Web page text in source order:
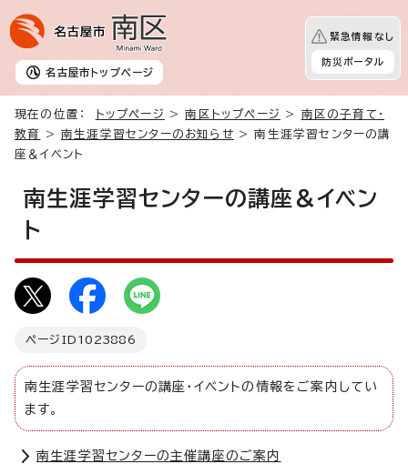
名古屋市 トップページ
緊急情報なし
防災ポータル
現在の位置： トップページ >南区トップページ > 南区の子育て・
教育
>南生涯学習センターのお知らせ > 南生涯学習センターの講
座＆イベント
南生涯学習センターの講座＆イベン
ト
ページID 1023886
南生涯学習センターの講座・イベントの情報をご案内してい
ます。
南生涯学習センターの主催講座のご案内